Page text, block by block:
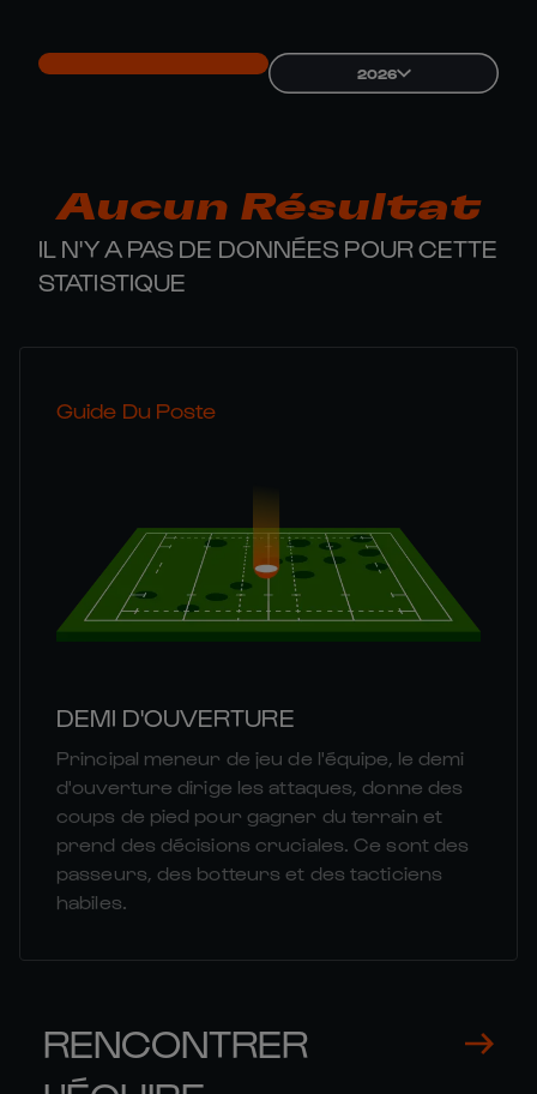
2026
Aucun Résultat
IL N'Y A PAS DE DONNÉES POUR CETTE
STATISTIQUE
Guide Du Poste
DEMI D'OUVERTURE
Principal meneur de jeu de l'équipe, le demi
d'ouverture dirige les attaques, donne des
coups de pied pour gagner du terrain et
prend des décisions cruciales. Ce sont des
passeurs, des botteurs et des tacticiens
habiles.
RENCONTRER